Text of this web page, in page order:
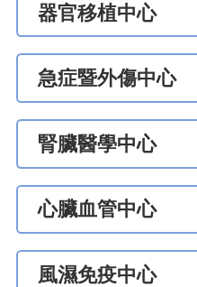
器官移植中心
急症暨外傷中心
腎臟醫學中心
心臟血管中心
風濕免疫中心